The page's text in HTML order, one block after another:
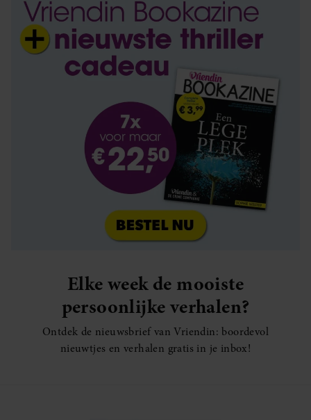
Elke week de mooiste
persoonlijke verhalen?
Ontdek de nieuwsbrief van Vriendin: boordevol
nieuwtjes en verhalen gratis in je inbox!